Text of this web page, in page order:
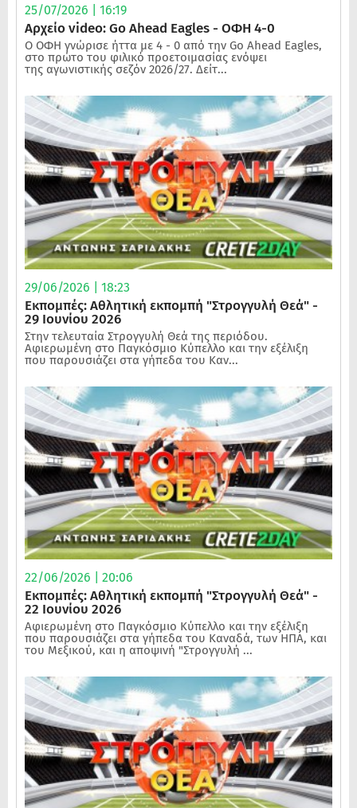
25/07/2026 | 16:19
Αρχείο video: Go Ahead Eagles - ΟΦΗ 4-0
Ο ΟΦΗ γνώρισε ήττα με 4 - 0 από την Go Ahead Eagles,
στο πρώτο του φιλικό προετοιμασίας ενόψει
της αγωνιστικής σεζόν 2026/27. Δείτ...
29/06/2026 | 18:23
Εκπομπές: Αθλητική εκπομπή "Στρογγυλή Θεά" -
29 Ιουνίου 2026
Στην τελευταία Στρογγυλή Θεά της περιόδου.
Αφιερωμένη στο Παγκόσμιο Κύπελλο και την εξέλιξη
που παρουσιάζει στα γήπεδα του Καν...
22/06/2026 | 20:06
Εκπομπές: Αθλητική εκπομπή "Στρογγυλή Θεά" -
22 Ιουνίου 2026
Αφιερωμένη στο Παγκόσμιο Κύπελλο και την εξέλιξη
που παρουσιάζει στα γήπεδα του Καναδά, των ΗΠΑ, και
του Μεξικού, και η αποψινή "Στρογγυλή ...